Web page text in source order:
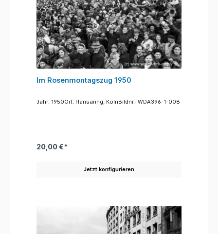
Im Rosenmontagszug 1950
Jahr: 1950Ort: Hansaring, KölnBildnr.: WDA396-1-008
20,00 €*
Jetzt konfigurieren